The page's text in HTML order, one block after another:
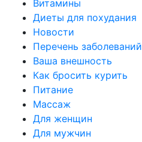
Витамины
Диеты для похудания
Новости
Перечень заболеваний
Ваша внешность
Как бросить курить
Питание
Массаж
Для женщин
Для мужчин